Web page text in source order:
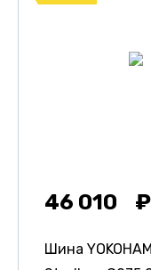
46 010
Шина